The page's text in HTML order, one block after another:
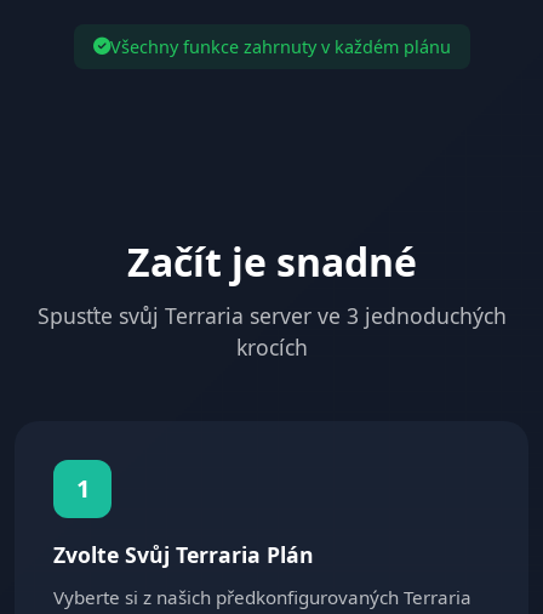
Všechny funkce zahrnuty v každém plánu
Začít je snadné
Spusťte svůj Terraria server ve 3 jednoduchých
krocích
1
Zvolte Svůj Terraria Plán
Vyberte si z našich předkonfigurovaných Terraria